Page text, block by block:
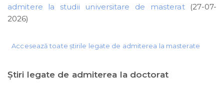
admitere la studii universitare de masterat
(27-07-
2026)
Accesează toate știrile legate de admiterea la masterate
Ştiri legate de admiterea la doctorat